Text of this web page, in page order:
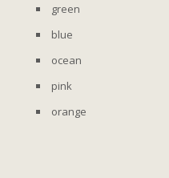
green
blue
ocean
pink
orange